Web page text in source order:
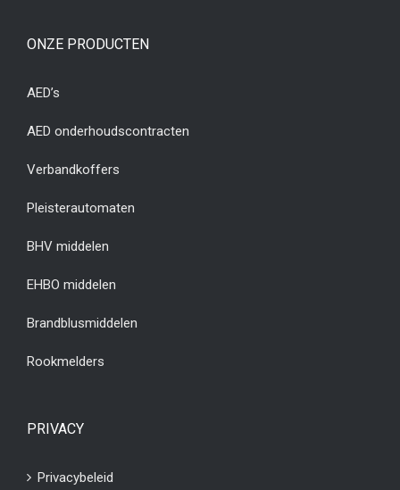
ONZE PRODUCTEN
AED’s
AED onderhoudscontracten
Verbandkoffers
Pleisterautomaten
BHV middelen
EHBO middelen
Brandblusmiddelen
Rookmelders
PRIVACY
Privacybeleid